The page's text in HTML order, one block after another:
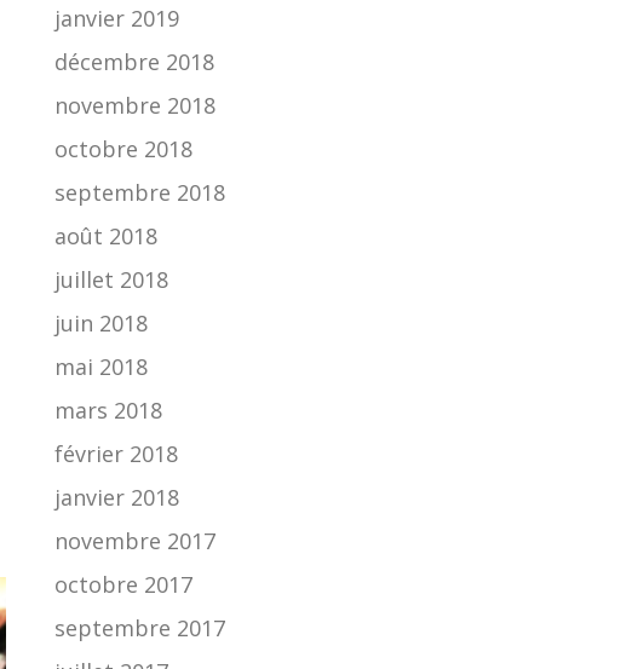
janvier 2019
décembre 2018
novembre 2018
octobre 2018
septembre 2018
août 2018
juillet 2018
juin 2018
mai 2018
mars 2018
février 2018
janvier 2018
novembre 2017
octobre 2017
septembre 2017